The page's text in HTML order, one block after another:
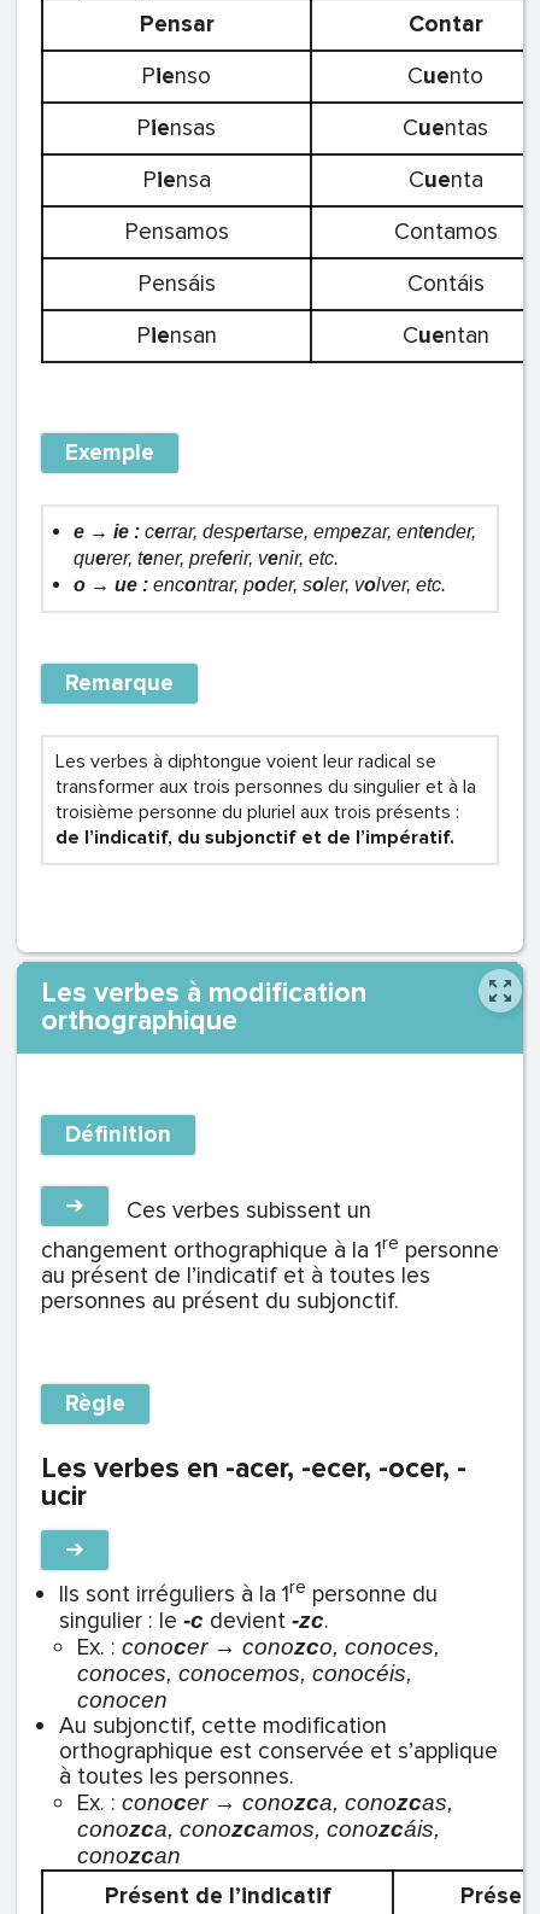
Pensar
Contar
Pienso Cuento
Piensas Cuentas
Piensa Cuenta
Pensamos
Contamos
Pensáis
Contáis
Piensan Cuentan
Exemple
e → ie : cerrar, despertarse, empezar, entender,
querer, tener, preferir, venir, etc.
o → ue : encontrar, poder, soler, volver, etc.
Remarque
Les verbes à diphtongue voient leur radical se
transformer aux trois personnes du singulier et à la
troisième personne du pluriel aux trois présents :
de l’indicatif, du subjonctif et de l’impératif.
Les verbes à modification
orthographique
Définition
➔
Ces verbes subissent un
changement orthographique à la 1re personne
au présent de l’indicatif et à toutes les
personnes au présent du subjonctif.
Règle
Les verbes en -acer, -ecer, -ocer, -
ucir
➔
Ils sont irréguliers à la 1re personne du
singulier : le -c devient -zc.
Ex. : conocer → conozco, conoces,
conoces, conocemos, conocéis,
conocen
Au subjonctif, cette modification
orthographique est conservée et s’applique
à toutes les personnes.
Ex. : conocer → conozca, conozcas,
conozca, conozcamos, conozcáis,
conozcan
Présent de l’indicatif